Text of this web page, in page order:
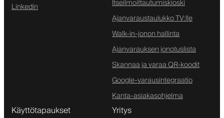
Linkedin
Itseilmoittautumiskioski
Ajanvaraustaulukko TV:lle
Walk-in-jonon hallinta
Ajanvarauksen jonotuslista
Skannaa ja varaa QR-koodit
Google-varausintegraatio
Kanta-asiakasohjelma
Käyttötapaukset Yritys